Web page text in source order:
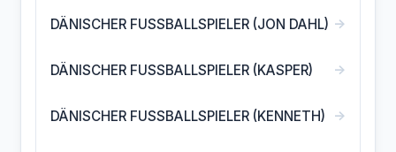
DÄNISCHER FUSSBALLSPIELER (JON DAHL) →
DÄNISCHER FUSSBALLSPIELER (KASPER) →
DÄNISCHER FUSSBALLSPIELER (KENNETH) →